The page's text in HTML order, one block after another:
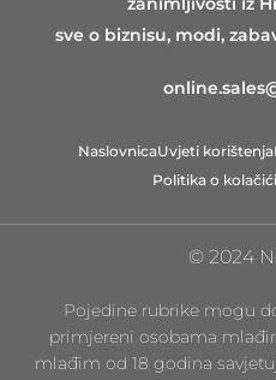
sve o biznisu, modi,
NaslovnicaUvjeti korištenja
Politika o
© 2024
Pojedine rubrike mogu
primjereni osobama
mlađim od 18 godina